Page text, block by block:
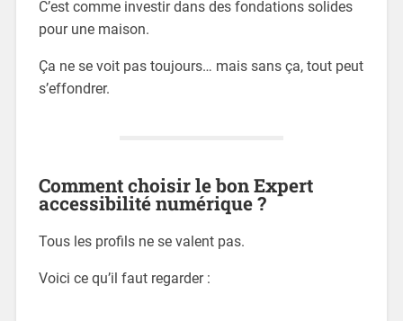
C’est comme investir dans des fondations solides
pour une maison.
Ça ne se voit pas toujours… mais sans ça, tout peut
s’effondrer.
Comment choisir le bon Expert
accessibilité numérique ?
Tous les profils ne se valent pas.
Voici ce qu’il faut regarder :